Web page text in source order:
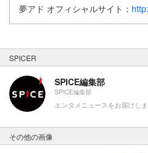
夢アド オフィシャルサイト：
SPICER
SPICE編集部
SPICE編集部
エンタメニュースをお届けしま
その他の画像